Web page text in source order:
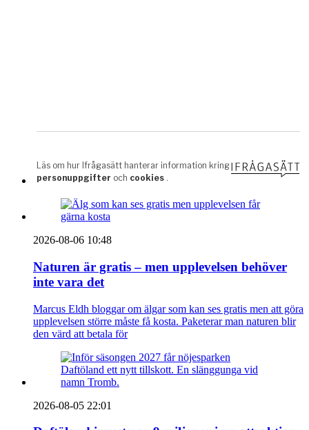
2026-08-06 10:48
Naturen är gratis – men upplevelsen behöver
inte vara det
Marcus Eldh bloggar om älgar som kan ses gratis men att göra
upplevelsen större måste få kosta. Paketerar man naturen blir
den värd att betala för
2026-08-05 22:01